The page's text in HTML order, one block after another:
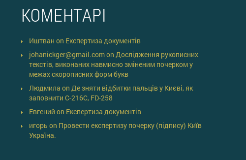
КОМЕНТАРІ
Иштван on Експертиза документів
johanickger@gmail.comon Дослідження рукописних
текстів, виконаних навмисно зміненим почерком у
межах скорописних форм букв
Людмила on Де зняти відбитки пальців у Києві, як
заповнити C-216C, FD-258
Евгений on Експертиза документів
игорь on Провести експертизу почерку (підпису) Київ
Україна.